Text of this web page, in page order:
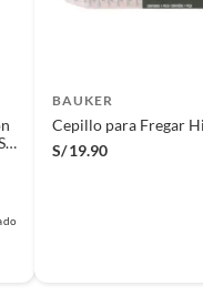
BAUKER
Cepillo para Fregar
S/19.90